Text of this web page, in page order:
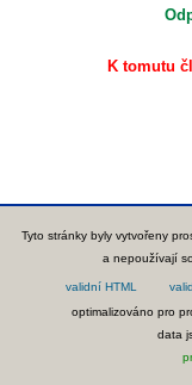
K tomutu
Tyto stránky byly vytvořeny
a nepoužívají
optimalizováno pro
data